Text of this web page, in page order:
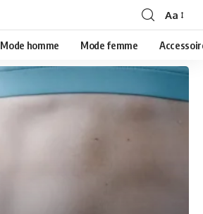
Aa
Mode homme Mode femme